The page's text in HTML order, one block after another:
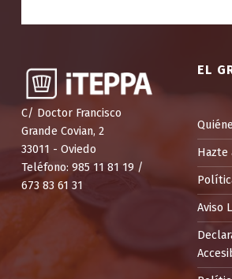
C/ Doctor Francisco
Grande Covian, 2
33011 - Oviedo
Teléfono: 985 11 81 19 /
673 83 61 31
EL
Hazte
Aviso